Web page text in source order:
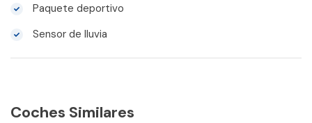
Paquete deportivo
Sensor de lluvia
Coches Similares